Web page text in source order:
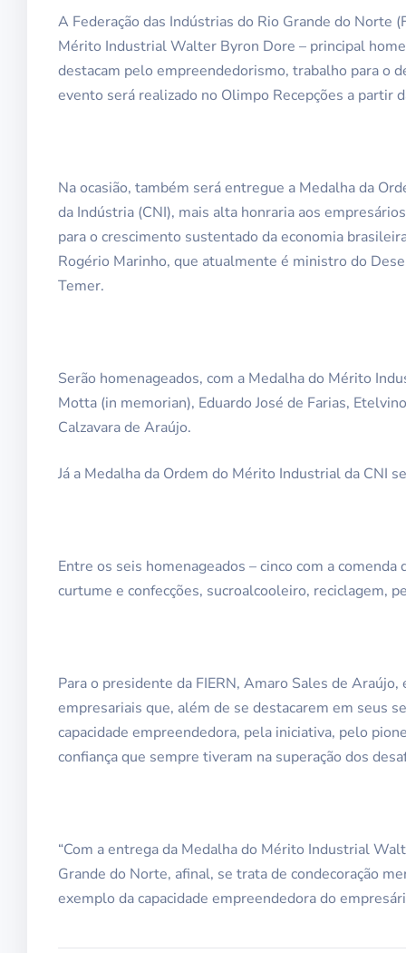
A Federação das Indústrias do Rio Grande do Norte
Mérito Industrial Walter Byron Dore – principal
destacam pelo empreendedorismo, trabalho para o
evento será realizado no Olimpo Recepções a partir
Na ocasião, também será entregue a Medalha da
da Indústria (CNI), mais alta honraria aos
para o crescimento sustentado da economia
Rogério Marinho, que atualmente é ministro do
Temer.
Serão homenageados, com a Medalha do Mérito
Motta (in memorian), Eduardo José de Farias,
Calzavara de Araújo.
Já a Medalha da Ordem do Mérito Industrial da CNI
Entre os seis homenageados – cinco com a
curtume e confecções, sucroalcooleiro, reciclagem,
Para o presidente da FIERN, Amaro Sales de
empresariais que, além de se destacarem em seus
capacidade empreendedora, pela iniciativa, pelo
confiança que sempre tiveram na superação dos
“Com a entrega da Medalha do Mérito Industrial
Grande do Norte, afinal, se trata de condecoração
exemplo da capacidade empreendedora do